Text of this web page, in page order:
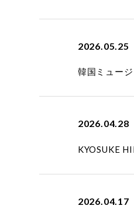
2026.05.25
韓国ミュー
2026.04.28
KYOSUKE
2026.04.17